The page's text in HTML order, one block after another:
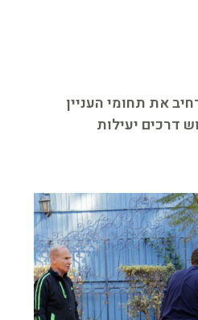
את תחומי העניין
דרכים יעילות